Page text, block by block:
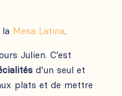
Mesa Latina.
Julien. C’est
d’un seul et
plats et de mettre